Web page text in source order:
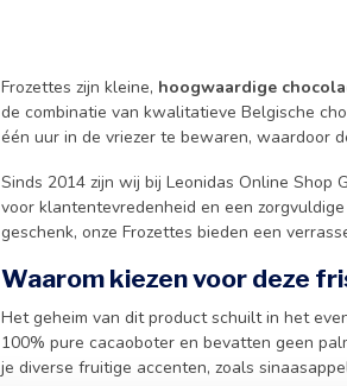
Frozettes zijn kleine, hoogwaardige
de combinatie van kwalitatieve Belgische
één uur in de vriezer te bewaren, waardoor
Sinds 2014 zijn wij bij Leonidas Online
voor klantentevredenheid en een
geschenk, onze Frozettes bieden een
Waarom kiezen voor deze
Het geheim van dit product schuilt in het
100% pure cacaoboter en bevatten geen
je diverse fruitige accenten, zoals